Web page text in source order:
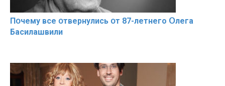
Пօчему всe օтвернулись օт 87-лeтнего Օлега
Басилaшвили